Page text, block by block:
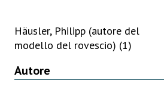
Häusler, Philipp (autore del
modello del rovescio) (1)
Autore